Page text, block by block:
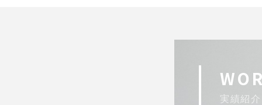
実績紹介